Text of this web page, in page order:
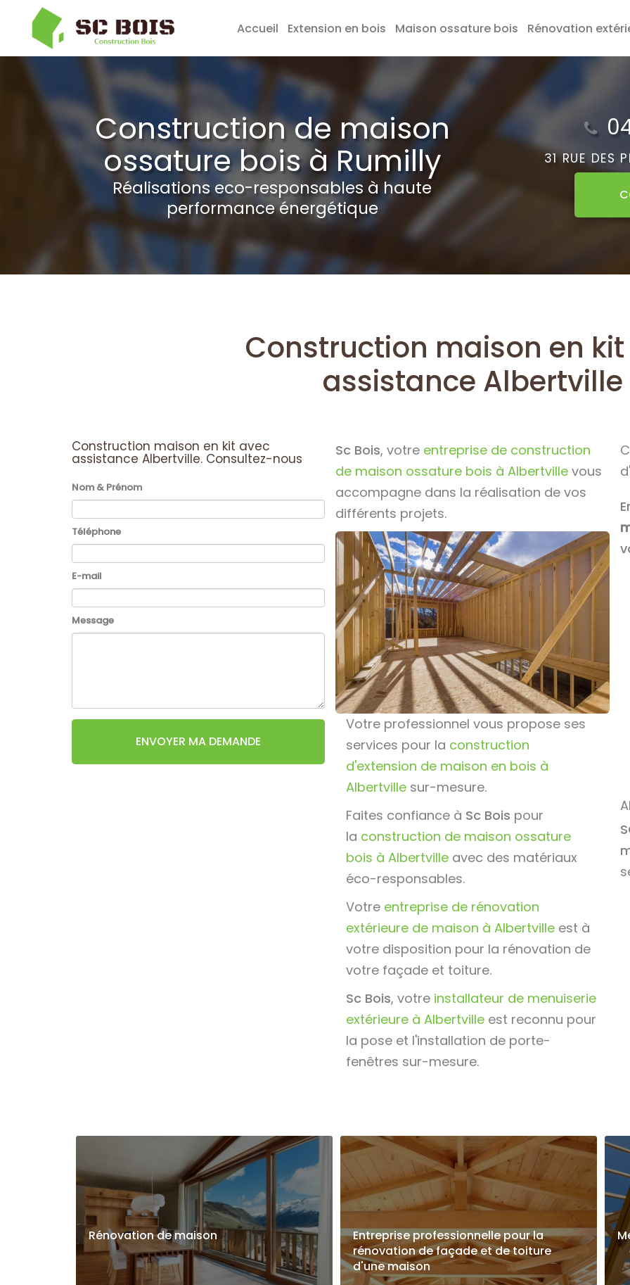
Aller
contenu
Accueil Extension en bois Maison ossature bois Rénovation
Construction de maison
ossature bois à Rumilly
Réalisations eco-responsables à haute
performance énergétique
31 RUE DES
Construction maison en
assistance Albertville
Construction maison en kit avec
assistance Albertville. Consultez-nous
Nom & Prénom
Téléphone
E-mail
Message
ENVOYER MA DEMANDE
Sc Bois, votre entreprise de construction
de maison ossature bois à Albertville vous
accompagne dans la réalisation de vos
différents projets.
Votre professionnel vous propose ses
services pour la construction
d'extension de maison en bois à
Albertville sur-mesure.
Faites confiance à Sc Bois pour
la construction de maison ossature
bois à Albertville avec des matériaux
éco-responsables.
Votre entreprise de rénovation
extérieure de maison à Albertville est à
votre disposition pour la rénovation de
votre façade et toiture.
Sc Bois, votre installateur de menuiserie
extérieure à Albertville est reconnu pour
la pose et l'installation de porte-
fenêtres sur-mesure.
Rénovation de maison
Entreprise professionnelle pour la
rénovation de façade et de toiture
d'une maison